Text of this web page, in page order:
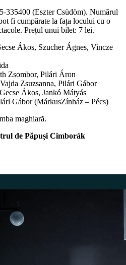
335400 (Eszter Csüdöm). Numărul
fi cumpărate la fața locului cu o
Prețul unui bilet: 7 lei.
Ákos, Szucher Ágnes, Vincze
Zsombor, Pilári Áron
Zsuzsanna, Pilári Gábor
Ákos, Jankó Mátyás
Gábor (MárkusZínház – Pécs)
maghiară.
de Păpuși Cimborák